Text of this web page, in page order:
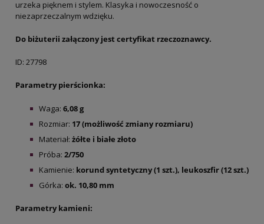
urzeka pięknem i stylem. Klasyka i nowoczesność o
niezaprzeczalnym wdzięku.
Do biżuterii załączony jest certyfikat rzeczoznawcy.
ID: 27798
Parametry pierścionka:
Waga: 6,08 g
Rozmiar: 17 (możliwość zmiany rozmiaru)
Materiał: żółte i białe złoto
Próba: 2/750
Kamienie: korund syntetyczny (1 szt.), leukoszfir (12 szt.)
Górka: ok. 10,80 mm
Parametry kamieni: